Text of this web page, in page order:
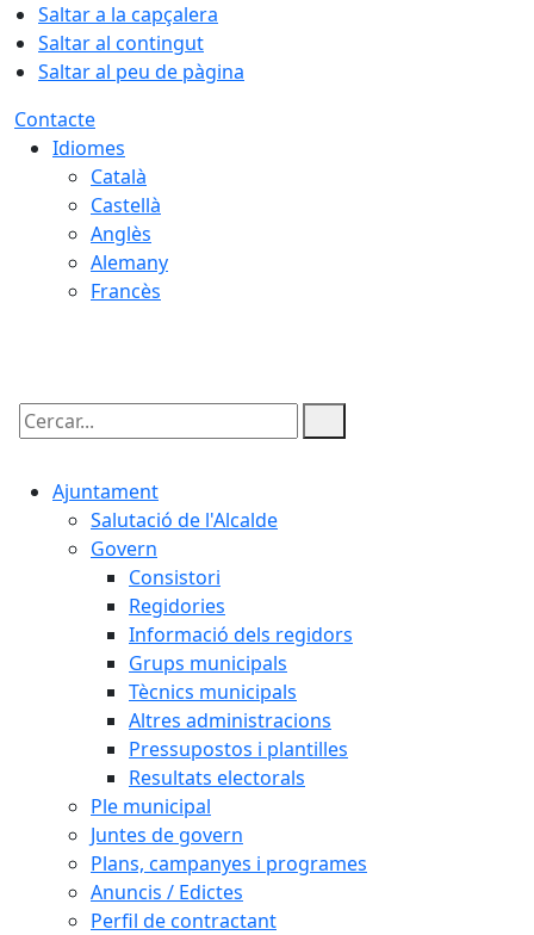
Saltar a la capçalera
Saltar al contingut
Saltar al peu de pàgina
Contacte
Idiomes
Català
Castellà
Anglès
Alemany
Francès
Cercar:
Ajuntament
Salutació de l'Alcalde
Govern
Consistori
Regidories
Informació dels regidors
Grups municipals
Tècnics municipals
Altres administracions
Pressupostos i plantilles
Resultats electorals
Ple municipal
Juntes de govern
Plans, campanyes i programes
Anuncis / Edictes
Perfil de contractant